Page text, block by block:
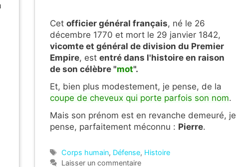
Cet officier général français, né le 26
décembre 1770 et mort le 29 janvier 1842,
vicomte et général de division du Premier
Empire, est entré dans l'histoire en raison
de son célèbre "mot".
Et, bien plus modestement, je pense, de la
coupe de cheveux qui porte parfois son nom.
Mais son prénom est en revanche demeuré, je
pense, parfaitement méconnu : Pierre.
Étiquettes
Corps humain, Défense, Histoire
Laisser un commentaire